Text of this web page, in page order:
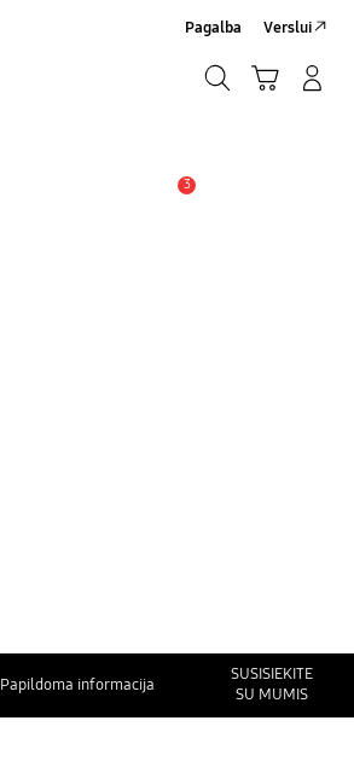
Pagalba Verslui
3
Papildoma informacija
SUSISIEKITE
SU MUMIS